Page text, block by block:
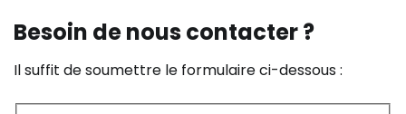
Besoin de nous contacter ?
Il suffit de soumettre le formulaire ci-dessous :